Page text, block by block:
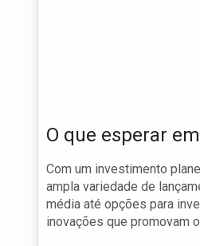
O que esperar
Com um investimento
ampla variedade de
média até opções para
inovações que promovam